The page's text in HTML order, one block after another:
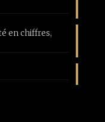
en chiffres,